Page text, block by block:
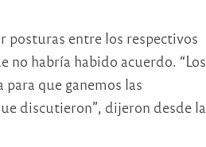
posturas entre los respectivos
habría habido acuerdo. “Los
que ganemos las
discutieron”, dijeron desde la